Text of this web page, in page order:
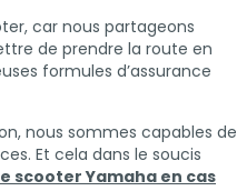
car nous partageons
de prendre la route en
formules d’assurance
nous sommes capables de
Et cela dans le soucis
scooter Yamaha en cas